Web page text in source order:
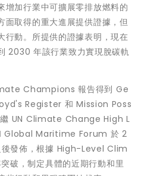
增加行業中可擴展零排放燃料的
面取得的重大進展提供證據，但
行動。所提供的證據表明，現在
2030 年該行業致力實現脫碳軌
Champions 報告得到 Ge
Register 和 Mission Poss
UN Climate Change High L
Global Maritime Forum 於 2
後發佈，根據 High-Level Clim
，制定具體的近期行動和里